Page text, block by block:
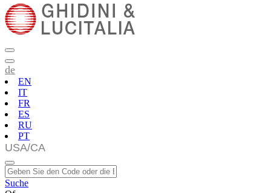
de
EN
IT
FR
ES
RU
PT
Suche